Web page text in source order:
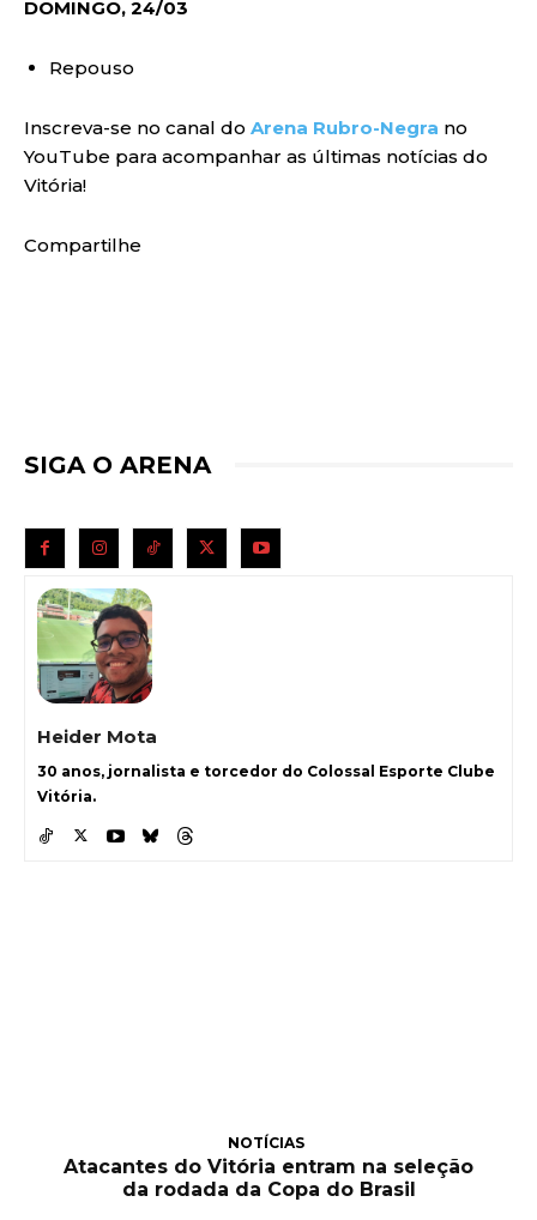
DOMINGO, 24/03
Repouso
Inscreva-se no canal do Arena Rubro-Negra no
YouTube para acompanhar as últimas notícias do
Vitória!
Compartilhe
SIGA O ARENA
Heider Mota
30 anos, jornalista e torcedor do Colossal Esporte Clube
Vitória.
NOTÍCIAS
Atacantes do Vitória entram na seleção
da rodada da Copa do Brasil